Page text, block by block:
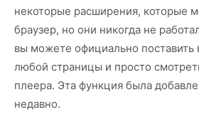
некоторые расширения, которые
браузер, но они никогда не
вы можете официально поставить
любой страницы и просто
плеера. Эта функция была
недавно.